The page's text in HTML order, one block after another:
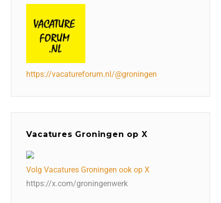
https://vacatureforum.nl/@groningen
Vacatures Groningen op X
Volg Vacatures Groningen ook op X
https://x.com/groningenwerk